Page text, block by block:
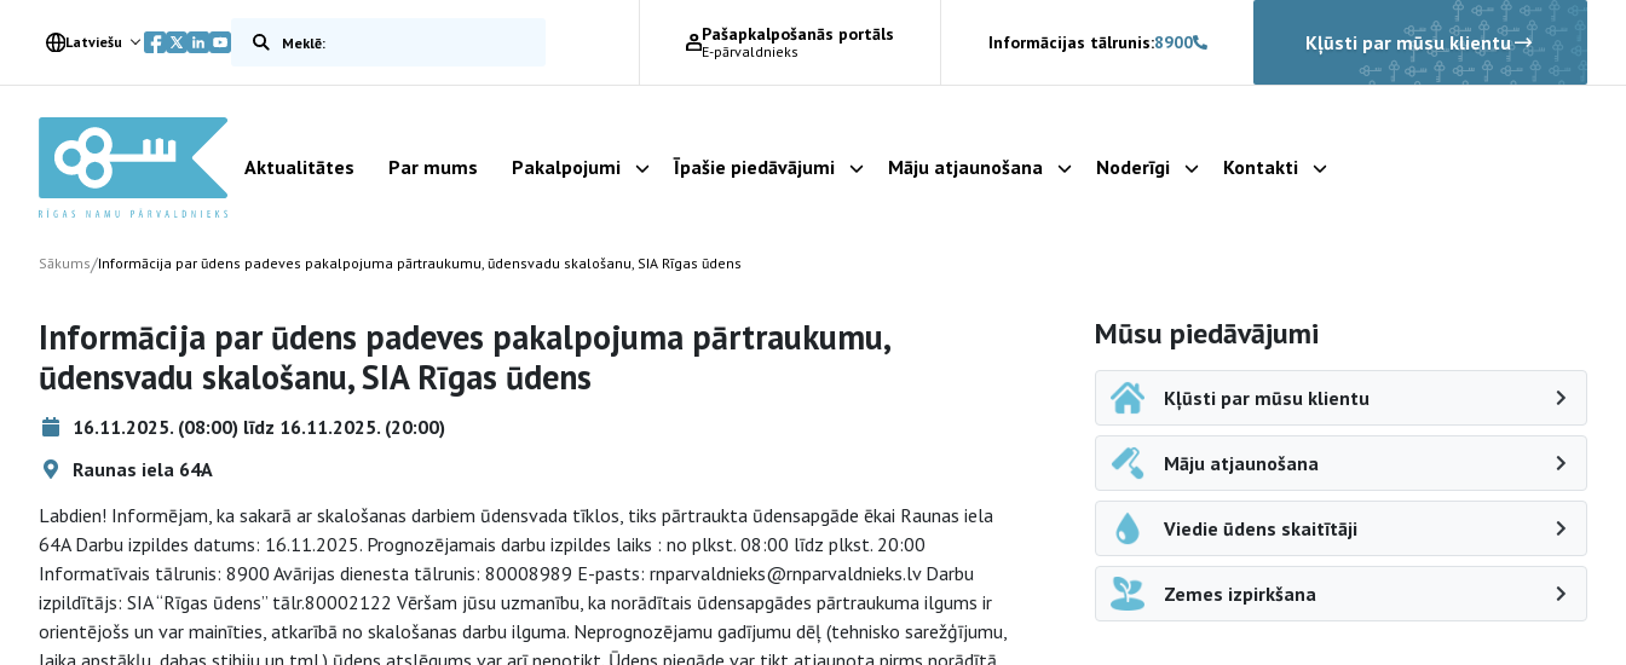
Latviešu Meklēt vietnē Pašapkalpošanās portāls
E-pārvaldnieks Informācijas tālrunis:8900 Kļūsti par mūsu klientu
Aktualitātes Par mums Pakalpojumi Parādīt apakšizvēlni
Īpašie piedāvājumi Parādīt apakšizvēlni
Māju atjaunošana Parādīt apakšizvēlni
Noderīgi Parādīt apakšizvēlni
Kontakti Parādīt apakšizvēlni
Sākums/Informācija par ūdens padeves pakalpojuma pārtraukumu, ūdensvadu skalošanu, SIA Rīgas ūdens
Informācija par ūdens padeves pakalpojuma pārtraukumu,
ūdensvadu skalošanu, SIA Rīgas ūdens
16.11.2025. (08:00) līdz 16.11.2025. (20:00)
Raunas iela 64A
Labdien! Informējam, ka sakarā ar skalošanas darbiem ūdensvada tīklos, tiks pārtraukta ūdensapgāde ēkai Raunas iela
64A Darbu izpildes datums: 16.11.2025. Prognozējamais darbu izpildes laiks : no plkst. 08:00 līdz plkst. 20:00
Informatīvais tālrunis: 8900 Avārijas dienesta tālrunis: 80008989 E-pasts: rnparvaldnieks@rnparvaldnieks.lv Darbu
izpildītājs: SIA “Rīgas ūdens” tālr.80002122 Vēršam jūsu uzmanību, ka norādītais ūdensapgādes pārtraukuma ilgums ir
orientējošs un var mainīties, atkarībā no skalošanas darbu ilguma. Neprognozējamu gadījumu dēļ (tehnisko sarežģījumu,
laika apstākļu, dabas stihiju un tml.) ūdens atslēgums var arī nenotikt. Ūdens piegāde var tikt atjaunota pirms norādītā
Sāna navigācija
Mūsu piedāvājumi
Kļūsti par mūsu klientu
Māju atjaunošana
Viedie ūdens skaitītāji
Zemes izpirkšana